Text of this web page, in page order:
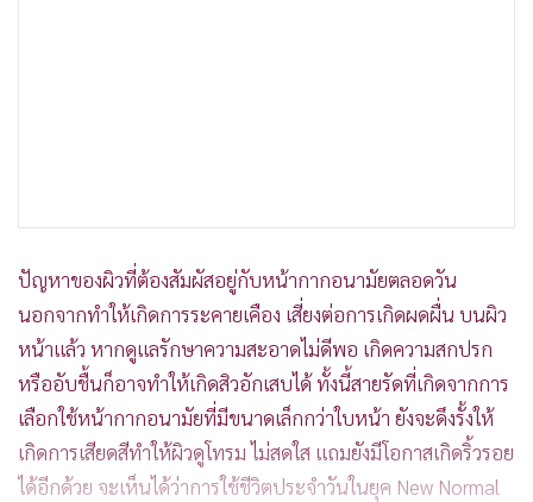
ปัญหาของผิวที่ต้องสัมผัสอยู่กับหน้ากากอนามัยตลอดวัน
นอกจากทำให้เกิดการระคายเคือง เสี่ยงต่อการเกิดผดผื่น บนผิว
หน้าแล้ว หากดูแลรักษาความสะอาดไม่ดีพอ เกิดความสกปรก
หรืออับชื้นก็อาจทำให้เกิดสิวอักเสบได้ ทั้งนี้สายรัดที่เกิดจากการ
เลือกใช้หน้ากากอนามัยที่มีขนาดเล็กกว่าใบหน้า ยังจะดึงรั้งให้
เกิดการเสียดสีทำให้ผิวดูโทรม ไม่สดใส แถมยังมีโอกาสเกิดริ้วรอย
ได้อีกด้วย จะเห็นได้ว่าการใช้ชีวิตประจำวันในยุค New Normal